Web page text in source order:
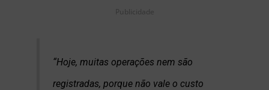
Publicidade
“Hoje, muitas operações nem são
registradas, porque não vale o custo